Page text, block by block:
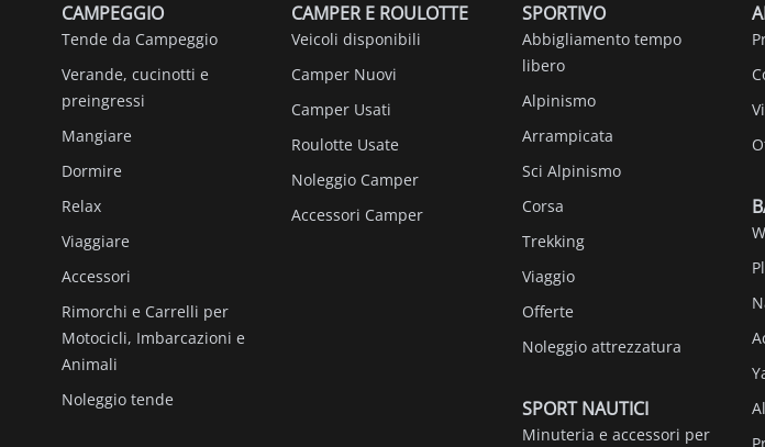
CAMPEGGIO
Tende da Campeggio
Verande, cucinotti e
preingressi
Mangiare
Dormire
Relax
Viaggiare
Accessori
Rimorchi e Carrelli per
Motocicli, Imbarcazioni e
Animali
Noleggio tende
CAMPER E ROULOTTE
Veicoli disponibili
Camper Nuovi
Camper Usati
Roulotte Usate
Noleggio Camper
Accessori Camper
SPORTIVO
Abbigliamento tempo
libero
Alpinismo
Arrampicata
Sci Alpinismo
Corsa
Trekking
Viaggio
Offerte
Noleggio attrezzatura
SPORT NAUTICI
Minuteria e accessori per